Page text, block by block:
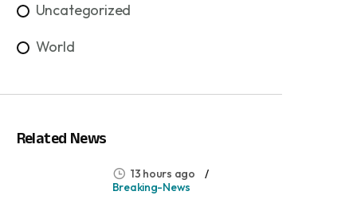
Uncategorized
World
Related News
13 hours ago
Breaking-News